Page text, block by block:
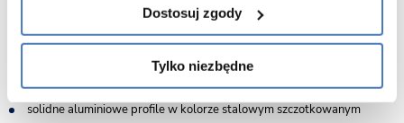
Dostosuj zgody
Tylko niezbędne
kryte mocowania profili przyściennych
najwyższej jakości rolki gwarantujące cichą i bezawaryjną pracę drzwi
podwójne górne rolki z regulacją drzwi
praktyczny uchwyt drzwi
solidne aluminiowe profile w kolorze stalowym szczotkowanym